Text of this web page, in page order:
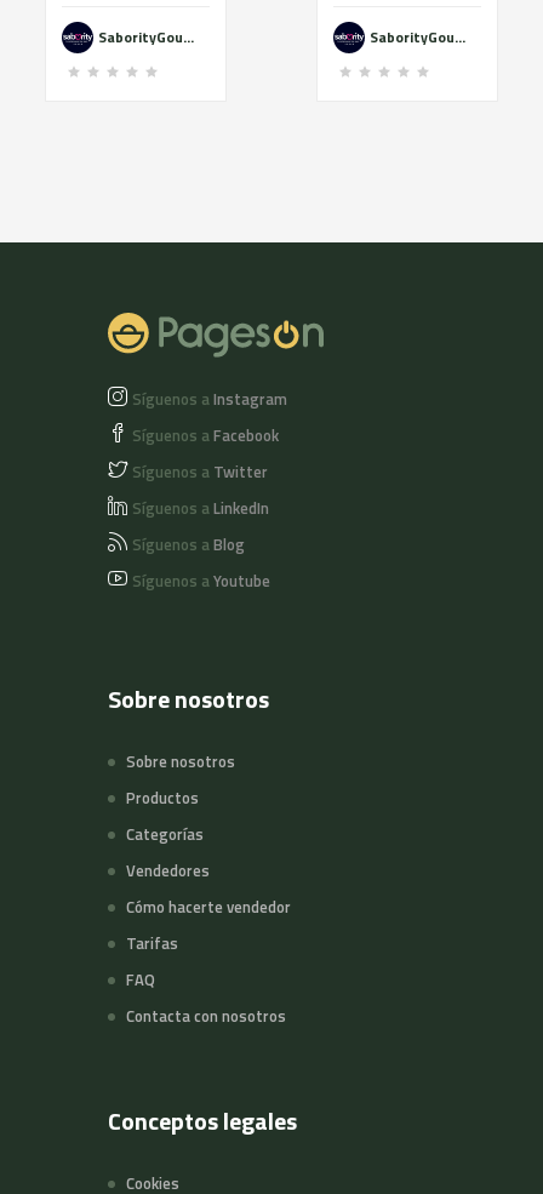
SaborityGourmet SaborityGourmet
Síguenos aInstagram
Síguenos aFacebook
Síguenos a Twitter
Síguenos aLinkedIn
Síguenos aBlog
Síguenos aYoutube
Sobre nosotros
Sobre nosotros
Productos
Categorías
Vendedores
Cómo hacerte vendedor
Tarifas
FAQ
Contacta con nosotros
Conceptos legales
Cookies